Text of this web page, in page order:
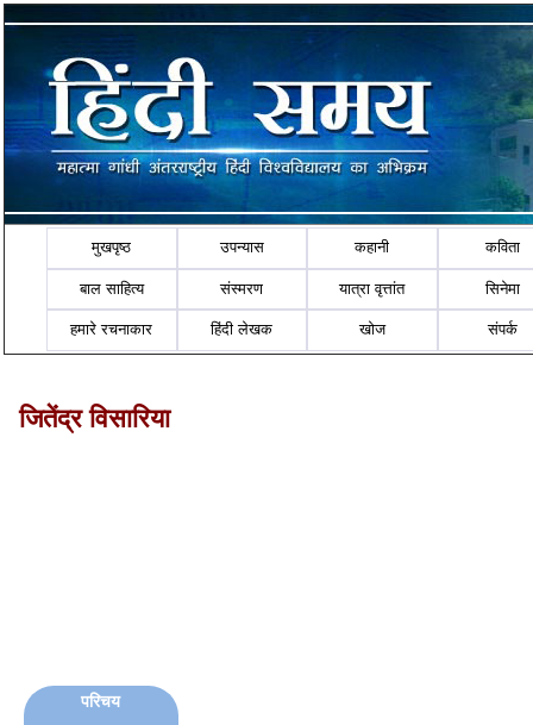
मुखपृष्ठ उपन्यास कहानी कविता
बाल साहित्य संस्मरण यात्रा वृत्तांत सिनेमा
हमारे रचनाकार हिंदी लेखक खोज संपर्क
जितेंद्र विसारिया
परिचय